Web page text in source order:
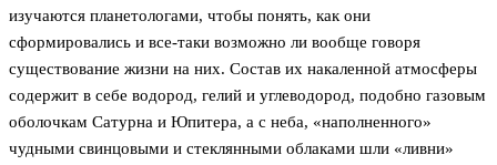
изучаются планетологами, чтобы понять, как они
сформировались и все-таки возможно ли вообще говоря
существование жизни на них. Состав их накаленной атмосферы
содержит в себе водород, гелий и углеводород, подобно газовым
оболочкам Сатурна и Юпитера, а с неба, «наполненного»
чудными свинцовыми и стеклянными облаками шли «ливни»